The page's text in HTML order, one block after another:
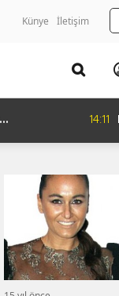
Künye İletişim
14:11